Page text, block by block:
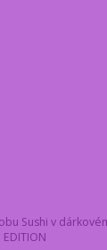
Sushi v
EDITION